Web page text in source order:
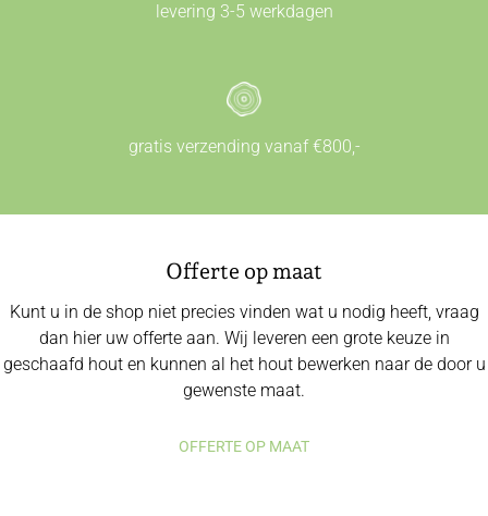
levering 3-5 werkdagen
gratis verzending vanaf €800,-
Offerte op maat
Kunt u in de shop niet precies vinden wat u nodig heeft, vraag
dan hier uw offerte aan. Wij leveren een grote keuze in
geschaafd hout en kunnen al het hout bewerken naar de door u
gewenste maat.
OFFERTE OP MAAT